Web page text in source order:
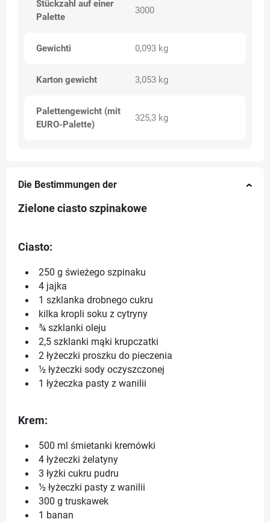
Stückzahl auf einer
Palette
3000
Gewichti 0,093 kg
Karton gewicht 3,053 kg
Palettengewicht (mit
EURO-Palette)
325,3 kg
Die Bestimmungen der
Zielone ciasto szpinakowe
Ciasto:
250 g świeżego szpinaku
4 jajka
1 szklanka drobnego cukru
kilka kropli soku z cytryny
¾ szklanki oleju
2,5 szklanki mąki krupczatki
2 łyżeczki proszku do pieczenia
½ łyżeczki sody oczyszczonej
1 łyżeczka pasty z wanilii
Krem:
500 ml śmietanki kremówki
4 łyżeczki żelatyny
3 łyżki cukru pudru
½ łyżeczki pasty z wanilii
300 g truskawek
1 banan